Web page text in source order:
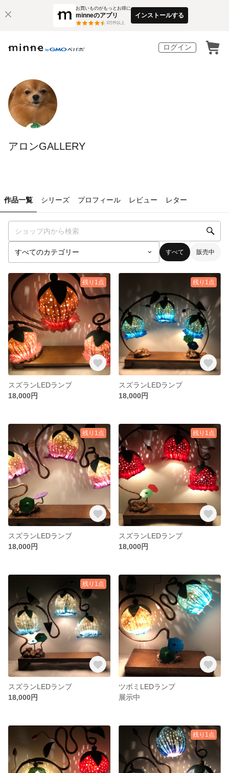
お買いものがもっとお得に
minneのアプリ
3万件以上
インストールする
ログイン
アロンGALLERY
作品一覧 シリーズ プロフィール レビュー レター
すべて 販売中
残り1点
スズランLEDランプ
18,000円
残り1点
スズランLEDランプ
18,000円
残り1点
スズランLEDランプ
18,000円
残り1点
スズランLEDランプ
18,000円
残り1点
スズランLEDランプ
18,000円
ツボミLEDランプ
展示中
残り1点